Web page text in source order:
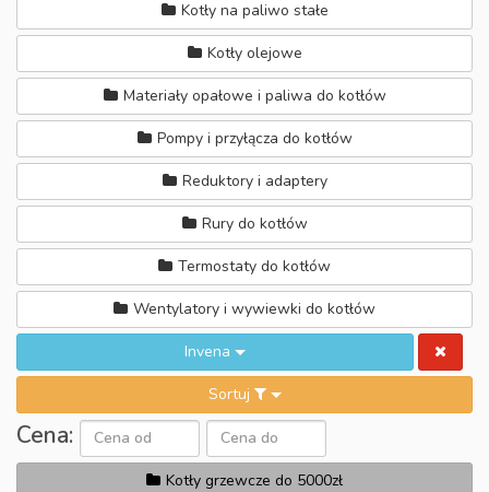
Kotły na paliwo stałe
Kotły olejowe
Materiały opałowe i paliwa do kotłów
Pompy i przyłącza do kotłów
Reduktory i adaptery
Rury do kotłów
Termostaty do kotłów
Wentylatory i wywiewki do kotłów
Invena
Sortuj
Cena:
Kotły grzewcze do 5000zł